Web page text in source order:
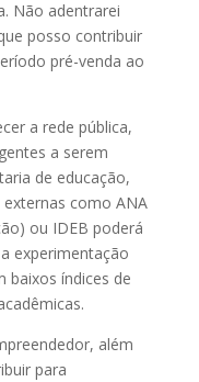
Não adentrarei
posso contribuir
pré-venda ao
a rede pública,
a serem
de educação,
como ANA
ou IDEB poderá
experimentação
baixos índices de
além
para